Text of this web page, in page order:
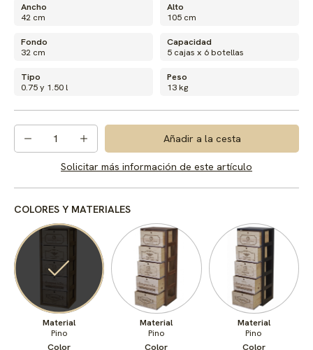
Ancho
42 cm
Alto
105 cm
Fondo
32 cm
Capacidad
5 cajas x 6 botellas
Tipo
0.75 y 1.50 l
Peso
13 kg
1 Añadir a la cesta
Solicitar más información de este artículo
COLORES Y MATERIALES
Material
Pino
Color
Material
Pino
Color
Material
Pino
Color